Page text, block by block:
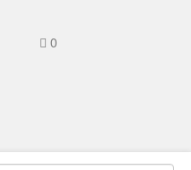
0